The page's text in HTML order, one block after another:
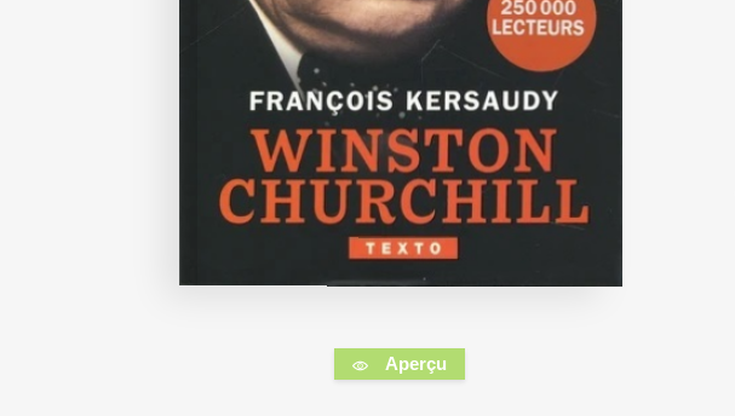
Aperçu